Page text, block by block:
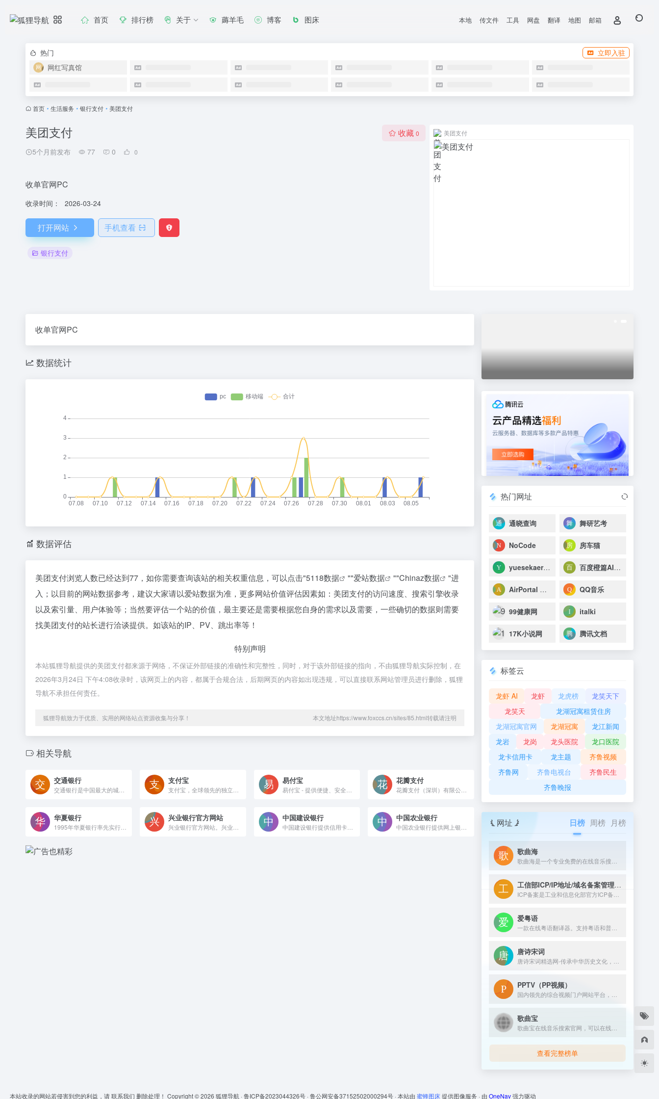
首页 排行榜 关于 薅羊毛 博客 图床 本地 传文件 工具 网盘 翻译 地图 邮箱
热门
立即入驻
网红写真馆
首页 • 生活服务 • 银行支付 • 美团支付
美团支付
5个月前发布 77 0 0
收藏 0
收单官网PC
收录时间： 2026-03-24
打开网站 手机查看
银行支付
美团支付
收单官网PC
数据统计
数据评估
美团支付浏览人数已经达到77，如你需要查询该站的相关权重信息，可以点击"5118数据 ""爱站数据 ""Chinaz数据
"进
入；以目前的网站数据参考，建议大家请以爱站数据为准，更多网站价值评估因素如：美团支付的访问速度、搜索引擎收录
以及索引量、用户体验等；当然要评估一个站的价值，最主要还是需要根据您自身的需求以及需要，一些确切的数据则需要
找美团支付的站长进行洽谈提供。如该站的IP、PV、跳出率等！
特别声明
本站狐狸导航提供的美团支付都来源于网络，不保证外部链接的准确性和完整性，同时，对于该外部链接的指向，不由狐狸导航实际控制，在
2026年3月24日 下午4:08收录时，该网页上的内容，都属于合规合法，后期网页的内容如出现违规，可以直接联系网站管理员进行删除，狐狸
导航不承担任何责任。
狐狸导航致力于优质、实用的网络站点资源收集与分享！ 本文地址https://www.foxccs.cn/sites/85.html转载请注明
相关导航
交通银行 支付宝 易付宝 花瓣支付
华夏银行 兴业银行官方网站 中国建设银行
中国建设银行提供信用卡、贷款、投资理财、电子银行、悦生活等个人金融服务，支持网点预约、在线申请、利率查询等功能。欢迎访问中国建设银行网站，了解更多优惠活动和产品信息。
中国农业银行
热门网址
通晓查询 舞研艺考
NoCode 房车猫
yuesekaer小站 百度橙篇AI写作
AirPortal 空投快传 QQ音乐
99健康网 italki
17K小说网 腾讯文档
标签云
龙虾 AI 龙虾 龙虎榜
龙笑天下
龙笑天
龙湖冠寓租赁住房
龙湖冠寓官网
龙湖冠寓
龙江新闻
龙岩
龙岗 龙头医院
龙口医院
龙卡信用卡
龙主题
齐鲁视频
齐鲁网
齐鲁电视台
齐鲁民生
齐鲁晚报
网址 日榜 周榜 月榜
歌曲海
工信部ICP/IP地址/域名备案管理系统
爱粤语
唐诗宋词
PPTV（PP视频）
歌曲宝
查看完整榜单
本站收录的网站若侵害到您的利益，请联系我们 删除处理！ Copyright © 2026 狐狸导航 ·鲁ICP备2023044326号 ·鲁公网安备37152502000294号 ·本站由 蜜蜂图床提供图像服务 · 由 OneNav强力驱动